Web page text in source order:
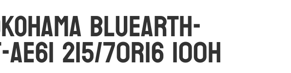
BLUEARTH-
AE61 215/70R16 100H